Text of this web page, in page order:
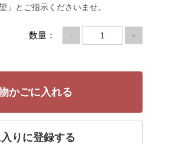
数量： - +
かごに入れる
りに登録する
」とご指示くださいませ。